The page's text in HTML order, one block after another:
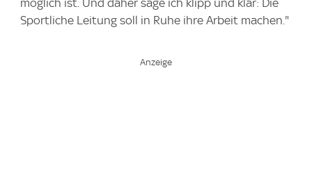
möglich ist. Und daher sage ich klipp und klar: Die
Sportliche Leitung soll in Ruhe ihre Arbeit machen."